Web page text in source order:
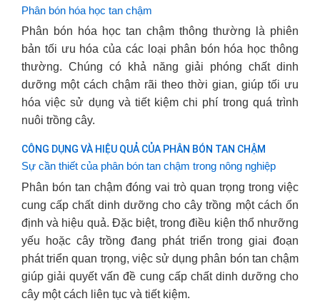
Phân bón hóa học tan chậm
Phân bón hóa học tan chậm thông thường là phiên
bản tối ưu hóa của các loại phân bón hóa học thông
thường. Chúng có khả năng giải phóng chất dinh
dưỡng một cách chậm rãi theo thời gian, giúp tối ưu
hóa việc sử dụng và tiết kiệm chi phí trong quá trình
nuôi trồng cây.
CÔNG DỤNG VÀ HIỆU QUẢ CỦA PHÂN BÓN TAN CHẬM
Sự cần thiết của phân bón tan chậm trong nông nghiệp
Phân bón tan chậm đóng vai trò quan trọng trong việc
cung cấp chất dinh dưỡng cho cây trồng một cách ổn
định và hiệu quả. Đặc biệt, trong điều kiện thổ nhưỡng
yếu hoặc cây trồng đang phát triển trong giai đoạn
phát triển quan trọng, việc sử dụng phân bón tan chậm
giúp giải quyết vấn đề cung cấp chất dinh dưỡng cho
cây một cách liên tục và tiết kiệm.